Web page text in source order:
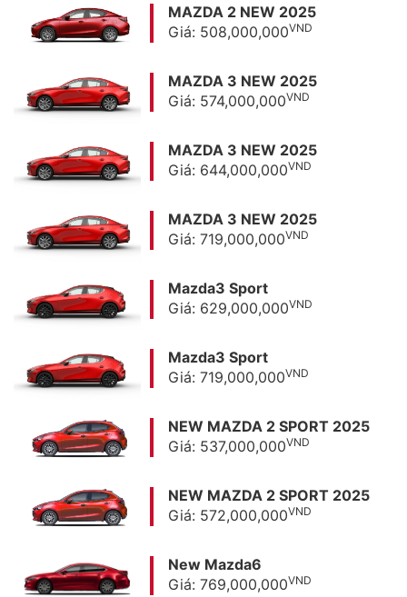
MAZDA 2 NEW 2025
Giá: 508,000,000VND
MAZDA 3 NEW 2025
Giá: 574,000,000VND
MAZDA 3 NEW 2025
Giá: 644,000,000VND
MAZDA 3 NEW 2025
Giá: 719,000,000VND
Mazda3 Sport
Giá: 629,000,000VND
Mazda3 Sport
Giá: 719,000,000VND
NEW MAZDA 2 SPORT 2025
Giá: 537,000,000VND
NEW MAZDA 2 SPORT 2025
Giá: 572,000,000VND
New Mazda6
Giá: 769,000,000VND